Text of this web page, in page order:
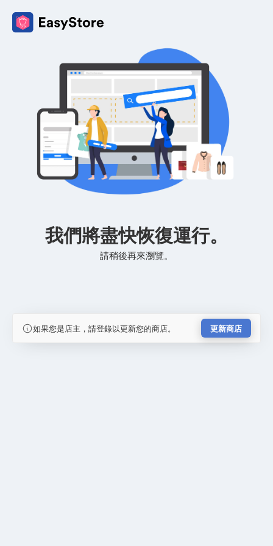
我們將盡快恢復運行。
請稍後再來瀏覽。
如果您是店主，請登錄以更新您的商店。 更新商店